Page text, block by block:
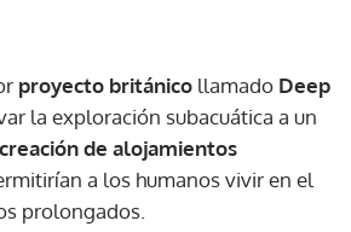
proyecto británico llamado Deep
la exploración subacuática a un
creación de alojamientos
a los humanos vivir en el
prolongados.